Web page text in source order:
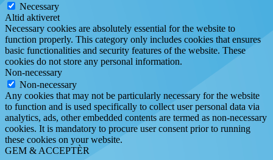
Necessary
Altid aktiveret
Necessary cookies are absolutely essential for the website to
function properly. This category only includes cookies that ensures
basic functionalities and security features of the website. These
cookies do not store any personal information.
Non-necessary
Non-necessary
Any cookies that may not be particularly necessary for the website
to function and is used specifically to collect user personal data via
analytics, ads, other embedded contents are termed as non-necessary
cookies. It is mandatory to procure user consent prior to running
these cookies on your website.
GEM & ACCEPTÈR